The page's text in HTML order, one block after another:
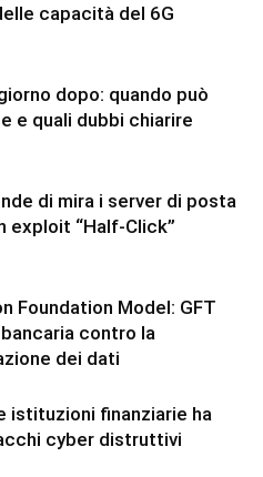
capacità del 6G
dopo: quando può
e quali dubbi chiarire
di mira i server di posta
exploit “Half-Click”
Foundation Model: GFT
bancaria contro la
dei dati
istituzioni finanziarie ha
cyber distruttivi